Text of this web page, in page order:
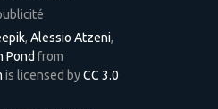
, Alessio Atzeni,
Pond from
is licensed byCC 3.0